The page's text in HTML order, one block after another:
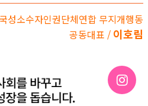
성소수자인권단체연합 무지개행동
공동대표 / 이호림